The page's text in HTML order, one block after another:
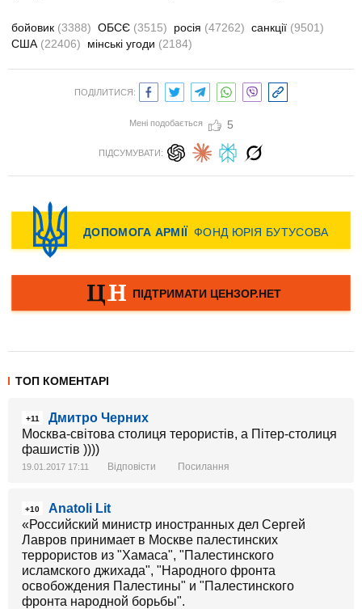
бойовик (3388) ОБСЄ (3515) росія (47262) санкції (9501)
США (22406) мінські угоди (2184)
ПОДІЛИТИСЯ:
Мені подобається 5
ПІДСУМУВАТИ:
ТОП КОМЕНТАРІ
+11
Дмитро Черних
Москва-світова столиця терористів, а Пітер-столиця
фашистів ))))
19.01.2017 17:11 Відповісти Посилання
+10
Anatoli Lit
«Российский министр иностранных дел Сергей
Лавров принимает в Москве палестинских
террористов из "Хамаса", "Палестинского
исламского джихада", "Народного фронта
освобождения Палестины" и "Палестинского
фронта народной борьбы".